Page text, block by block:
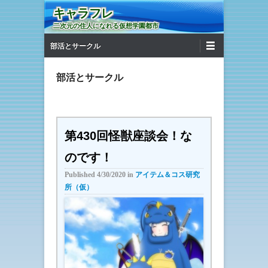
キャラフレ
二次元の住人になれる仮想学園都市
部活とサークル
部活とサークル
第430回怪獣座談会！な
のです！
Published 4/30/2020 in アイテム＆コス研究
所（仮）